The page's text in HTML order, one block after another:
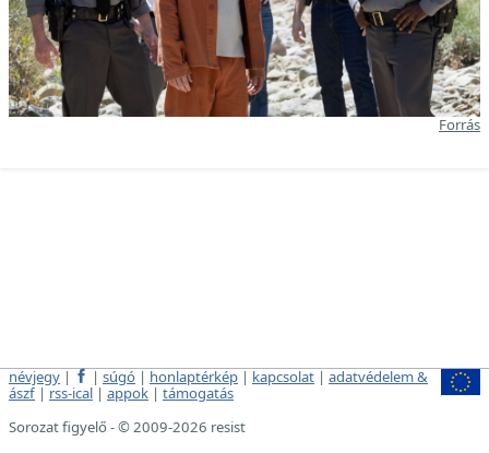
Forrás
névjegy | | súgó | honlaptérkép | kapcsolat | adatvédelem &
ászf | rss-ical | appok | támogatás
Sorozat figyelő - © 2009-2026 resist